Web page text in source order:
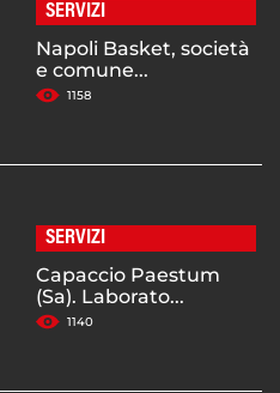
SERVIZI
Napoli Basket, società
e comune...
1158
SERVIZI
Capaccio Paestum
(Sa). Laborato...
1140